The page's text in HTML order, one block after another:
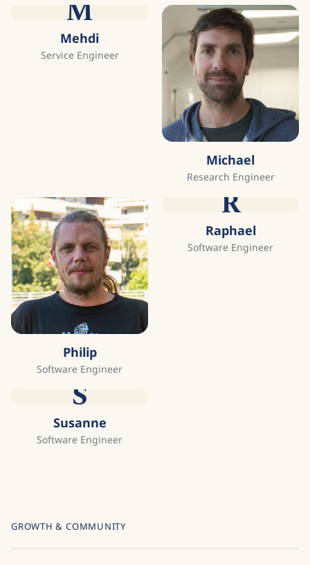
M
Mehdi
Service Engineer
Michael
Research Engineer
Philip
Software Engineer
R
Raphael
Software Engineer
S
Susanne
Software Engineer
GROWTH & COMMUNITY